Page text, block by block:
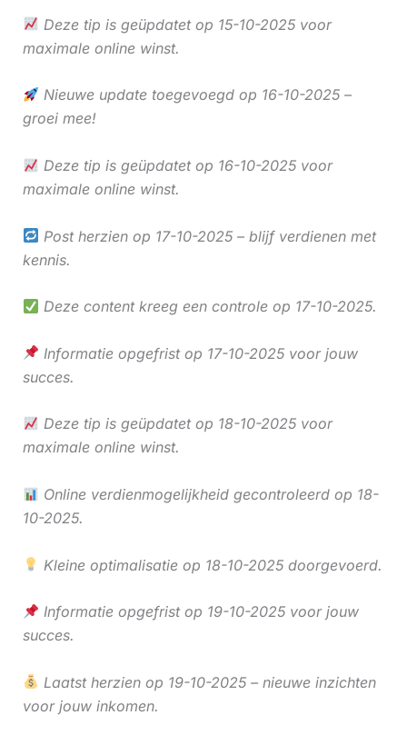
Deze tip is geüpdatet op 15-10-2025 voor
maximale online winst.
Nieuwe update toegevoegd op 16-10-2025 –
groei mee!
Deze tip is geüpdatet op 16-10-2025 voor
maximale online winst.
Post herzien op 17-10-2025 – blijf verdienen met
kennis.
Deze content kreeg een controle op 17-10-2025.
Informatie opgefrist op 17-10-2025 voor jouw
succes.
Deze tip is geüpdatet op 18-10-2025 voor
maximale online winst.
Online verdienmogelijkheid gecontroleerd op 18-
10-2025.
Kleine optimalisatie op 18-10-2025 doorgevoerd.
Informatie opgefrist op 19-10-2025 voor jouw
succes.
Laatst herzien op 19-10-2025 – nieuwe inzichten
voor jouw inkomen.